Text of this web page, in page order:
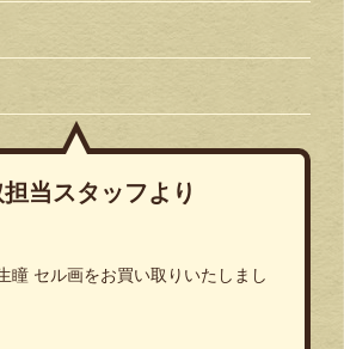
担当スタッフより
瞳 セル画をお買い取りいたしまし